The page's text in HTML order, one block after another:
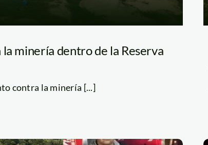
minería dentro de la Reserva
contra la minería [...]